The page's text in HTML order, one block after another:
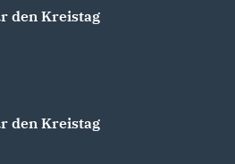
den Kreistag
den Kreistag